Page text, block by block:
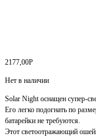
2177,00Р
Нет в наличии
Solar Night оснащен супер-
Его легко подогнать по
батарейки не требуются.
Этот светоотражающий